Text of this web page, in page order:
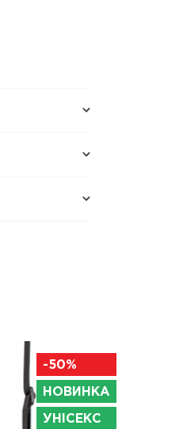
-50%
НОВИНКА
УНІСЕКС